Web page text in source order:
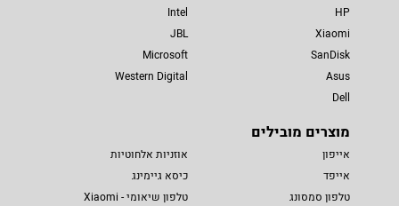
HP
Xiaomi
SanDisk
Asus
Dell
Intel
JBL
Microsoft
Western Digital
מוצרים מובילים
אייפון
אייפד
טלפון סמסונג
אוזניות אלחוטיות
כיסא גיימינג
טלפון שיאומי - Xiaomi